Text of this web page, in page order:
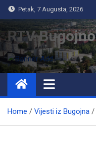
Petak, 7 Augusta, 2026
RTV Bugojno
Home Vijesti iz Bugojna